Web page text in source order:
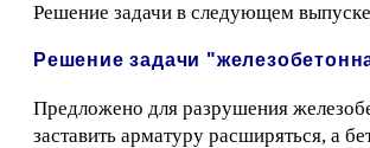
Решение задачи в следующем
Решение задачи
Предложено для разрушения
заставить арматуру расширяться, а